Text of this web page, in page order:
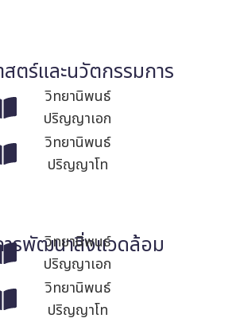
ตร์และนวัตกรรมการ
วิทยานิพนธ์
ปริญญาเอก
วิทยานิพนธ์
ปริญญาโท
รพัฒนาสิ่งแวดล้อม
วิทยานิพนธ์
ปริญญาเอก
วิทยานิพนธ์
ปริญญาโท